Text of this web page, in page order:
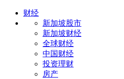
财经
新加坡股市
新加坡财经
全球财经
中国财经
投资理财
房产